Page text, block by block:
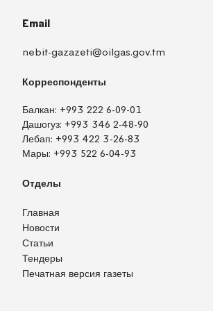
Email
nebit-gazazeti@oilgas.gov.tm
Корреспонденты
Балкан: +993 222 6-09-01
Дашогуз: +993 346 2-48-90
Лебап: +993 422 3-26-83
Мары: +993 522 6-04-93
Отделы
Главная
Новости
Статьи
Тендеры
Печатная версия газеты